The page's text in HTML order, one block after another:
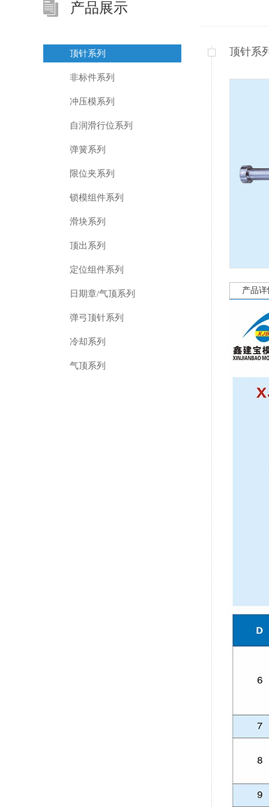
产品展示
顶针系列
非标件系列
冲压模系列
自润滑行位系列
弹簧系列
限位夹系列
锁模组件系列
滑块系列
顶出系列
定位组件系列
日期章/气顶系列
弹弓顶针系列
冷却系列
气顶系列
顶针系
产品详